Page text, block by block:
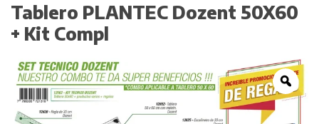
Tablero PLANTEC Dozent 50X60
+ Kit Compl